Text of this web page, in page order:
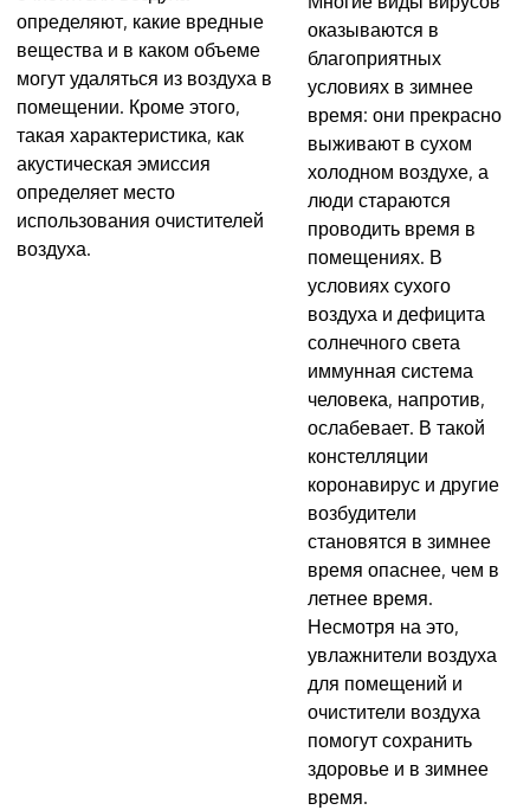
определяют, какие вредные
вещества и в каком объеме
могут удаляться из воздуха в
помещении. Кроме этого,
такая характеристика, как
акустическая эмиссия
определяет место
использования очистителей
воздуха.
оказываются в
благоприятных
условиях в зимнее
время: они прекрасно
выживают в сухом
холодном воздухе, а
люди стараются
проводить время в
помещениях. В
условиях сухого
воздуха и дефицита
солнечного света
иммунная система
человека, напротив,
ослабевает. В такой
констелляции
коронавирус и другие
возбудители
становятся в зимнее
время опаснее, чем в
летнее время.
Несмотря на это,
увлажнители воздуха
для помещений и
очистители воздуха
помогут сохранить
здоровье и в зимнее
время.